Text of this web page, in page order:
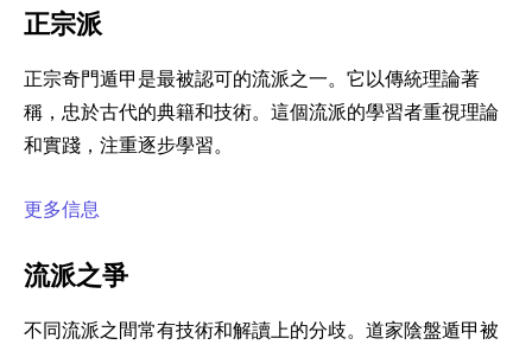
正宗派
正宗奇門遁甲是最被認可的流派之一。它以傳統理論著
稱，忠於古代的典籍和技術。這個流派的學習者重視理論
和實踐，注重逐步學習。
更多信息
流派之爭
不同流派之間常有技術和解讀上的分歧。道家陰盤遁甲被